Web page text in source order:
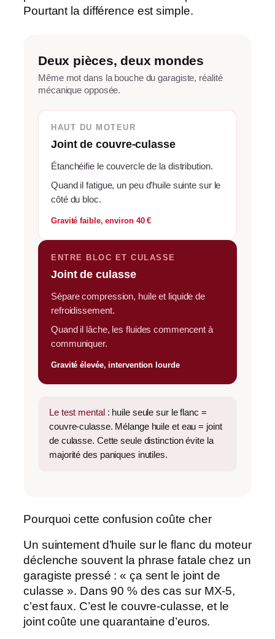
Pourtant la différence est simple.
Deux pièces, deux mondes
Même mot dans la bouche du garagiste, réalité
mécanique opposée.
HAUT DU MOTEUR
Joint de couvre-culasse
Étanchéifie le couvercle de la distribution.
Quand il fatigue, un peu d’huile suinte sur le
côté du bloc.
Gravité faible, environ 40 €
ENTRE BLOC ET CULASSE
Joint de culasse
Sépare compression, huile et liquide de
refroidissement.
Quand il lâche, les fluides commencent à
communiquer.
Gravité élevée, intervention lourde
Le test mental : huile seule sur le flanc =
couvre-culasse. Mélange huile et eau = joint
de culasse. Cette seule distinction évite la
majorité des paniques inutiles.
Pourquoi cette confusion coûte cher
Un suintement d’huile sur le flanc du moteur
déclenche souvent la phrase fatale chez un
garagiste pressé : « ça sent le joint de
culasse ». Dans 90 % des cas sur MX-5,
c’est faux. C’est le couvre-culasse, et le
joint coûte une quarantaine d’euros.